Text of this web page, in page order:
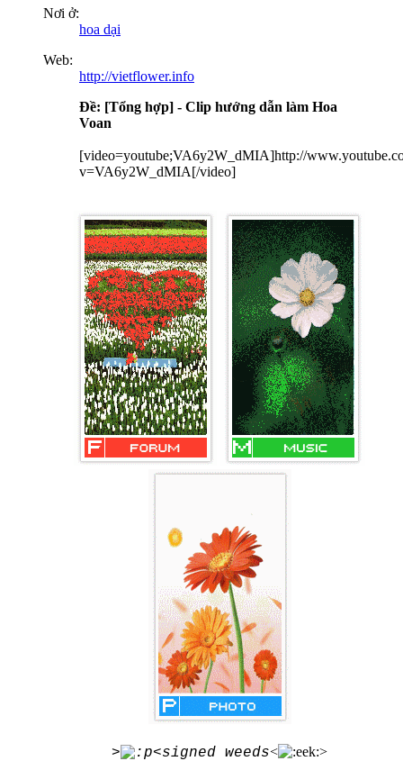
Nơi ở:
hoa dại
Web:
http://vietflower.info
Ðề: [Tổng hợp] - Clip hướng dẫn làm Hoa
Voan
[video=youtube;VA6y2W_dMIA]http://
v=VA6y2W_dMIA[/video]
> <signed weeds< >